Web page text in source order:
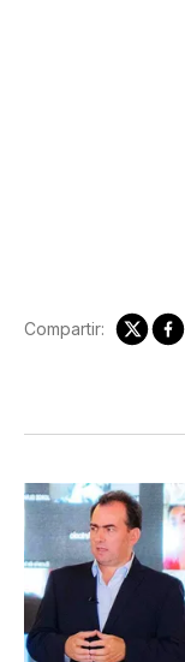
Compartir: